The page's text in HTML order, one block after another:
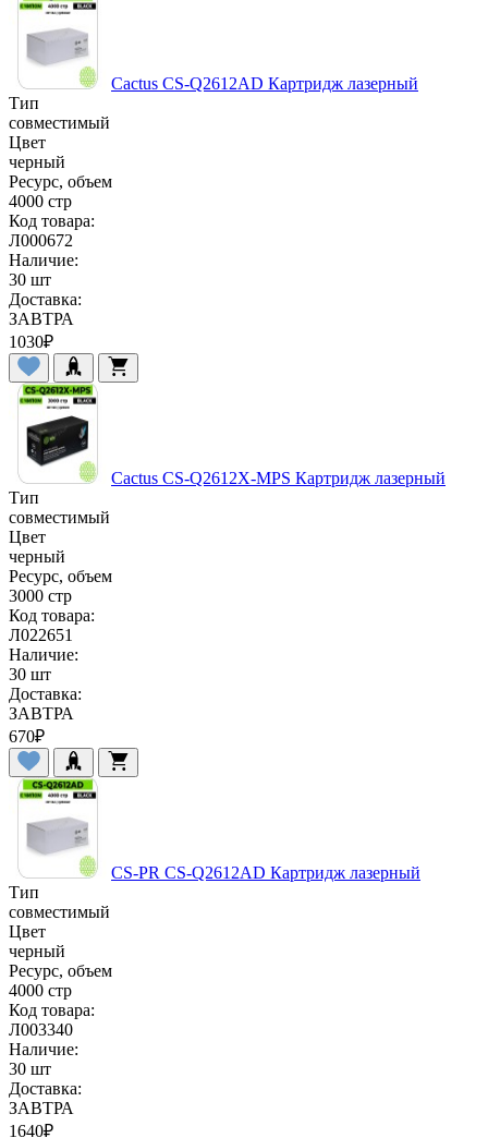
Cactus CS-Q2612AD Картридж лазерный
Тип
совместимый
Цвет
черный
Ресурс, объем
4000 стр
Код товара:
Л000672
Наличие:
30 шт
Доставка:
ЗАВТРА
1030₽
Cactus CS-Q2612X-MPS Картридж лазерный
Тип
совместимый
Цвет
черный
Ресурс, объем
3000 стр
Код товара:
Л022651
Наличие:
30 шт
Доставка:
ЗАВТРА
670₽
CS-PR CS-Q2612AD Картридж лазерный
Тип
совместимый
Цвет
черный
Ресурс, объем
4000 стр
Код товара:
Л003340
Наличие:
30 шт
Доставка:
ЗАВТРА
1640₽